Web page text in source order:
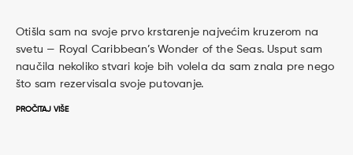
Otišla sam na svoje prvo krstarenje najvećim kruzerom na
svetu — Royal Caribbean’s Wonder of the Seas. Usput sam
naučila nekoliko stvari koje bih volela da sam znala pre nego
što sam rezervisala svoje putovanje.
PROČITAJ VIŠE